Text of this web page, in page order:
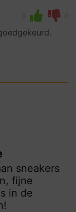
0 0
sneakers
fijne
in de